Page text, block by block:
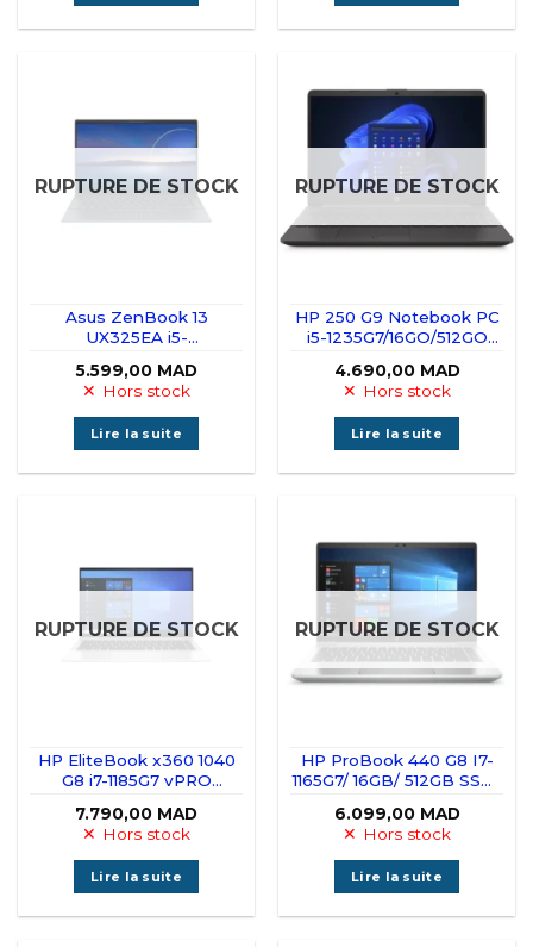
RUPTURE DE STOCK
Asus ZenBook 13
UX325EA i5-
5.599,00 MAD
Hors stock
Lire la suite
RUPTURE DE STOCK
HP 250 G9 Notebook PC
i5-1235G7/16GO/512GO
4.690,00 MAD
Hors stock
Lire la suite
RUPTURE DE STOCK
HP EliteBook x360 1040
G8 i7-1185G7 vPRO
360°
7.790,00 MAD
Hors stock
Lire la suite
RUPTURE DE STOCK
HP ProBook 440 G8 I7-
1165G7/ 16GB/ 512GB SSD/
6.099,00 MAD
Hors stock
Lire la suite